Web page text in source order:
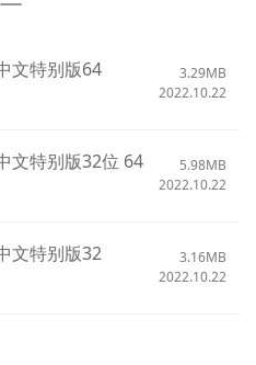
文特别版64
3.29MB
2022.10.22
文特别版32位 64
5.98MB
2022.10.22
文特别版32
3.16MB
2022.10.22